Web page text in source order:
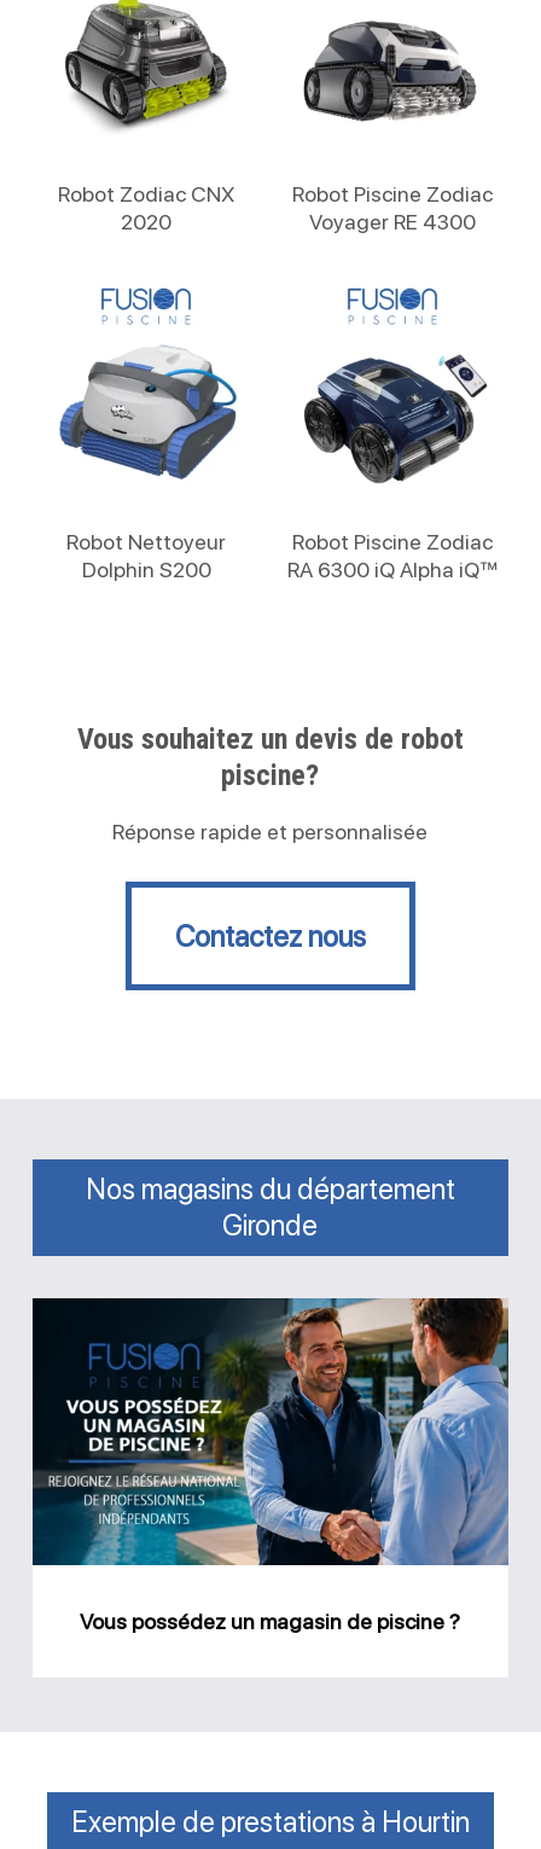
Robot Zodiac CNX
2020
Robot Piscine Zodiac
Voyager RE 4300
Robot Nettoyeur
Dolphin S200
Robot Piscine Zodiac
RA 6300 iQ Alpha iQ™
Vous souhaitez un devis de robot
piscine?
Réponse rapide et personnalisée
Contactez nous
Contactez nous
Nos magasins du département
Gironde
Vous
possédez
un
magasin
de
piscine
?
Vous possédez un magasin de piscine ?
Exemple de prestations à Hourtin